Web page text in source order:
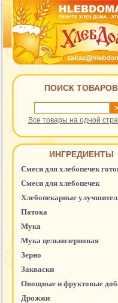
ПОИСК ТОВАРОВ
Все товары на одной
ИНГРЕДИЕНТЫ
Смеси для хлебопечек
Смеси для хлебопечек
Хлебопекарные
Патока
Мука
Мука цельнозерновая
Зерно
Закваски
Овощные и фруктовые
Дрожжи